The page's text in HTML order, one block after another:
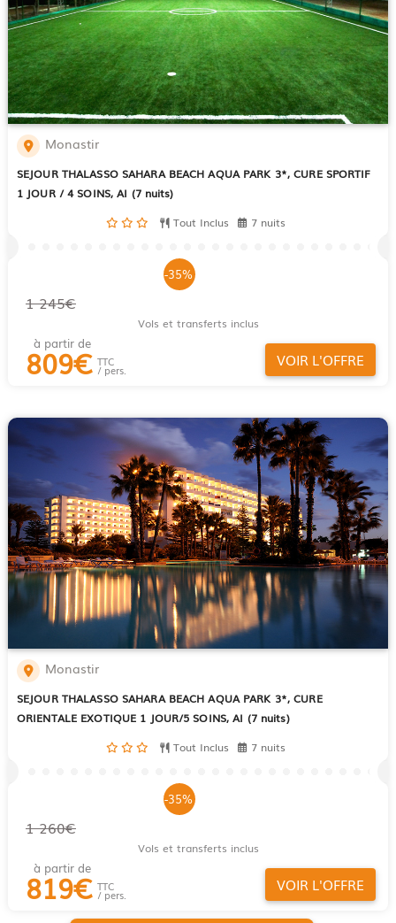
Monastir
SEJOUR THALASSO SAHARA BEACH AQUA PARK 3*, CURE SPORTIF
1 JOUR / 4 SOINS, AI (7 nuits)
Tout Inclus
7 nuits
-35%
1 245€
Vols et transferts inclus
à partir de
809€ TTC
/ pers.
VOIR L'OFFRE
Monastir
SEJOUR THALASSO SAHARA BEACH AQUA PARK 3*, CURE
ORIENTALE EXOTIQUE 1 JOUR/5 SOINS, AI (7 nuits)
Tout Inclus
7 nuits
-35%
1 260€
Vols et transferts inclus
à partir de
819€ TTC
/ pers.
VOIR L'OFFRE